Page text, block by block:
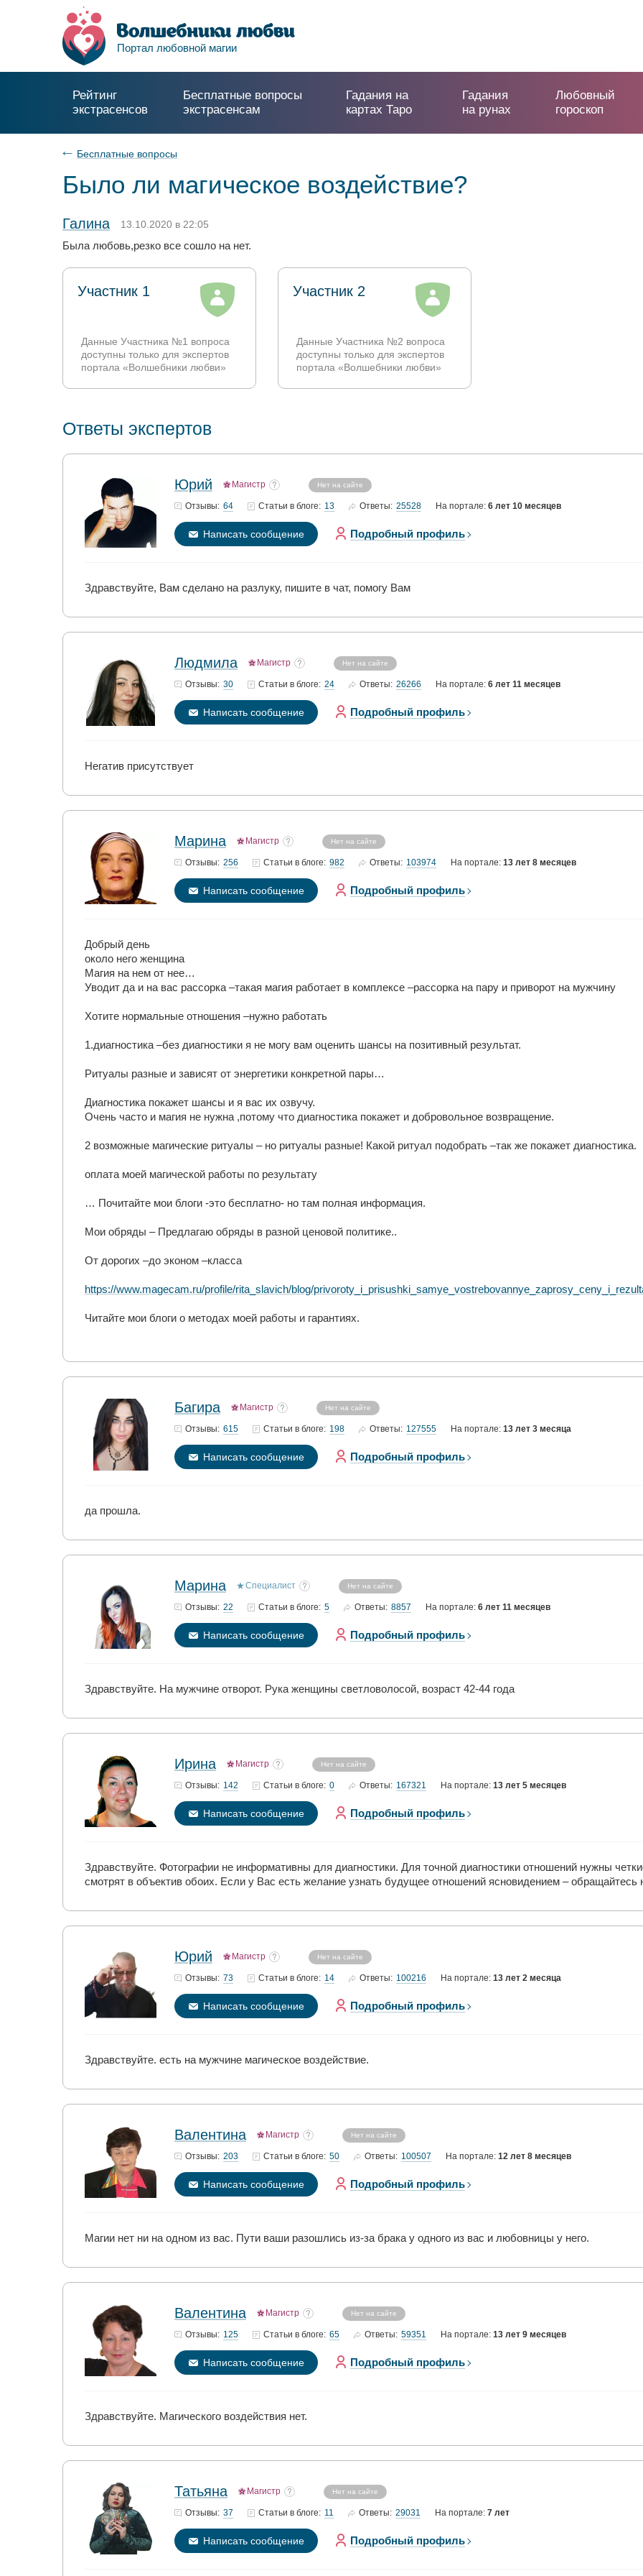
Портал любовной магии
Рейтинг
экстрасенсов
Бесплатные вопросы
экстрасенсам
Гадания на
картах Таро
Гадания
на рунах
Любовный
гороскоп
Бесплатные вопросы
Было ли магическое воздействие?
Галина 13.10.2020 в 22:05
Была любовь,резко все сошло на нет.
Участник 1
Данные Участника №1 вопроса
доступны только для экспертов
портала «Волшебники любви»
Участник 2
Данные Участника №2 вопроса
доступны только для экспертов
портала «Волшебники любви»
Ответы экспертов
Юрий Магистр Нет на сайте
Отзывы: 64 Статьи в блоге: 13 Ответы: 25528 На портале: 6 лет 10 месяцев
Написать сообщение Подробный профиль
Здравствуйте, Вам сделано на разлуку, пишите в чат, помогу Вам
Людмила Магистр Нет на сайте
Отзывы: 30 Статьи в блоге: 24 Ответы: 26266 На портале: 6 лет 11 месяцев
Написать сообщение Подробный профиль
Негатив присутствует
Марина Магистр Нет на сайте
Отзывы: 256 Статьи в блоге: 982 Ответы: 103974 На портале: 13 лет 8 месяцев
Написать сообщение Подробный профиль
Добрый день
около него женщина
Магия на нем от нее…
Уводит да и на вас рассорка –такая магия работает в комплексе –рассорка на пару и приворот на мужчину
Хотите нормальные отношения –нужно работать
1.диагностика –без диагностики я не могу вам оценить шансы на позитивный результат.
Ритуалы разные и зависят от энергетики конкретной пары…
Диагностика покажет шансы и я вас их озвучу.
Очень часто и магия не нужна ,потому что диагностика покажет и добровольное возвращение.
2 возможные магические ритуалы – но ритуалы разные! Какой ритуал подобрать –так же покажет диагностика.
оплата моей магической работы по результату
… Почитайте мои блоги -это бесплатно- но там полная информация.
Мои обряды – Предлагаю обряды в разной ценовой политике..
От дорогих –до эконом –класса
https://www.magecam.ru/profile/rita_slavich/blog/
Читайте мои блоги о методах моей работы и гарантиях.
Багира Магистр Нет на сайте
Отзывы: 615 Статьи в блоге: 198 Ответы: 127555 На портале: 13 лет 3 месяца
Написать сообщение Подробный профиль
да прошла.
Марина Специалист Нет на сайте
Отзывы: 22 Статьи в блоге: 5 Ответы: 8857 На портале: 6 лет 11 месяцев
Написать сообщение Подробный профиль
Здравствуйте. На мужчине отворот. Рука женщины светловолосой, возраст 42-44 года
Ирина Магистр Нет на сайте
Отзывы: 142 Статьи в блоге: 0 Ответы: 167321 На портале: 13 лет 5 месяцев
Написать сообщение Подробный профиль
Здравствуйте. Фотографии не информативны для диагностики. Для точной диагностики отношений нужны
смотрят в объектив обоих. Если у Вас есть желание узнать будущее отношений ясновидением – обращайтесь
Юрий Магистр Нет на сайте
Отзывы: 73 Статьи в блоге: 14 Ответы: 100216 На портале: 13 лет 2 месяца
Написать сообщение Подробный профиль
Здравствуйте. есть на мужчине магическое воздействие.
Валентина Магистр Нет на сайте
Отзывы: 203 Статьи в блоге: 50 Ответы: 100507 На портале: 12 лет 8 месяцев
Написать сообщение Подробный профиль
Магии нет ни на одном из вас. Пути ваши разошлись из-за брака у одного из вас и любовницы у него.
Валентина Магистр Нет на сайте
Отзывы: 125 Статьи в блоге: 65 Ответы: 59351 На портале: 13 лет 9 месяцев
Написать сообщение Подробный профиль
Здравствуйте. Магического воздействия нет.
Татьяна Магистр Нет на сайте
Отзывы: 37 Статьи в блоге: 11 Ответы: 29031 На портале: 7 лет
Написать сообщение Подробный профиль